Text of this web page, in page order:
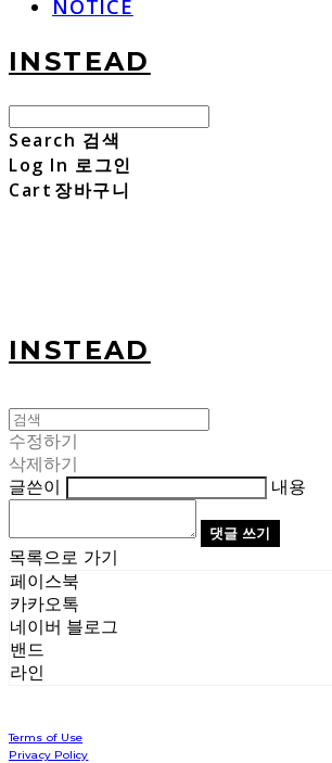
NOTICE
INSTEAD
Search 검색
Log In 로그인
Cart 장바구니
INSTEAD
수정하기
삭제하기
글쓴이
내용
댓글 쓰기
목록으로 가기
페이스북
카카오톡
네이버 블로그
밴드
라인
Terms of Use
Privacy Policy